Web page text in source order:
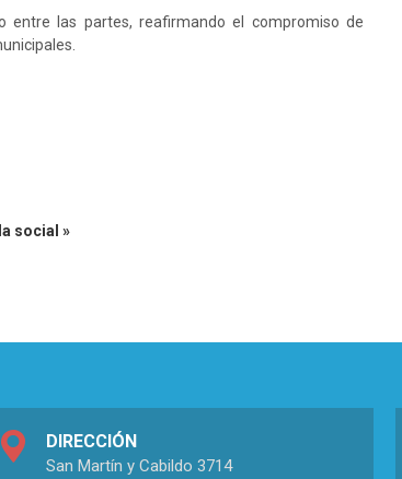
entre las partes, reafirmando el compromiso de
social »
DIRECCIÓN
San Martín y Cabildo 3714